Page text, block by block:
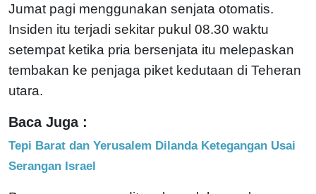
Jumat pagi menggunakan senjata otomatis.
Insiden itu terjadi sekitar pukul 08.30 waktu
setempat ketika pria bersenjata itu melepaskan
tembakan ke penjaga piket kedutaan di Teheran
utara.
Baca Juga :
Tepi Barat dan Yerusalem Dilanda Ketegangan Usai
Serangan Israel